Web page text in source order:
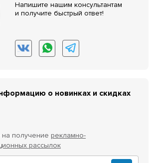
Напишите нашим консультантам
и получите быстрый ответ!
о новинках и скидках
на получение рекламно-
рассылок